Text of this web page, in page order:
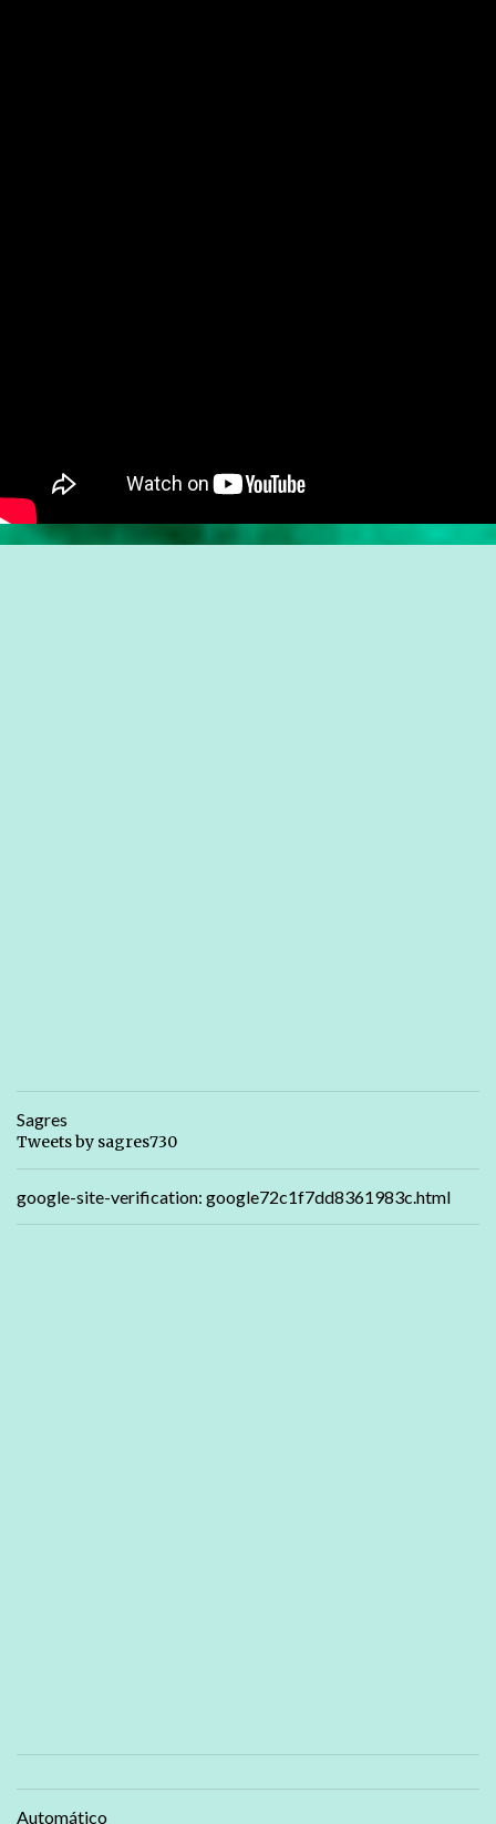
Sagres
Tweets by sagres730
google-site-verification: google72c1f7dd8361983c.html
Automático